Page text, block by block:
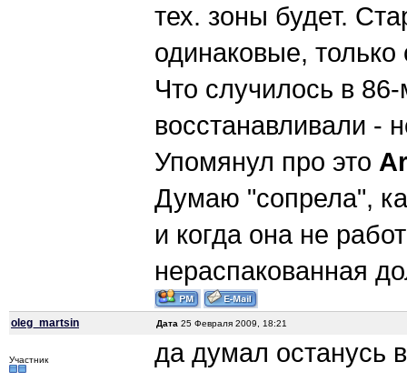
тех. зоны будет.
одинаковые,
Что случилось в
восстанавливали -
Упомянул про это
Думаю "сопрела",
и когда она не
нераспакованная
oleg_martsin Дата 25 Февраля 2009, 18:21
Участник да думал останусь